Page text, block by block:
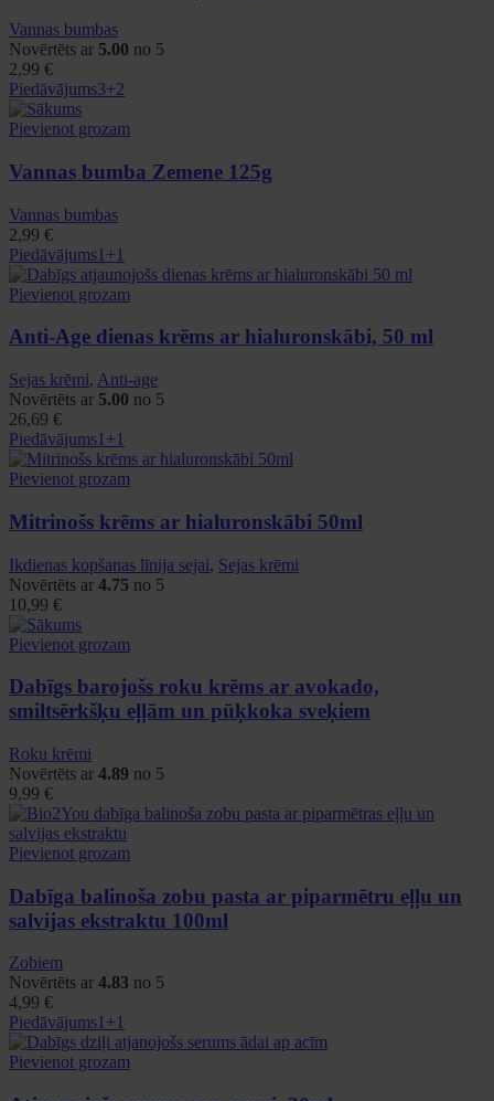
Vannas bumbas
Novērtēts ar 5.00 no 5
2,99 €
Piedāvājums3+2
Pievienot grozam
Vannas bumba Zemene 125g
Vannas bumbas
2,99 €
Piedāvājums1+1
Pievienot grozam
Anti-Age dienas krēms ar hialuronskābi, 50 ml
Sejas krēmi, Anti-age
Novērtēts ar 5.00 no 5
26,69 €
Piedāvājums1+1
Pievienot grozam
Mitrinošs krēms ar hialuronskābi 50ml
Ikdienas kopšanas līnija sejai, Sejas krēmi
Novērtēts ar 4.75 no 5
10,99 €
Pievienot grozam
Dabīgs barojošs roku krēms ar avokado,
smiltsērkšķu eļļām un pūķkoka sveķiem
Roku krēmi
Novērtēts ar 4.89 no 5
9,99 €
Pievienot grozam
Dabīga balinoša zobu pasta ar piparmētru eļļu un
salvijas ekstraktu 100ml
Zobiem
Novērtēts ar 4.83 no 5
4,99 €
Piedāvājums1+1
Pievienot grozam